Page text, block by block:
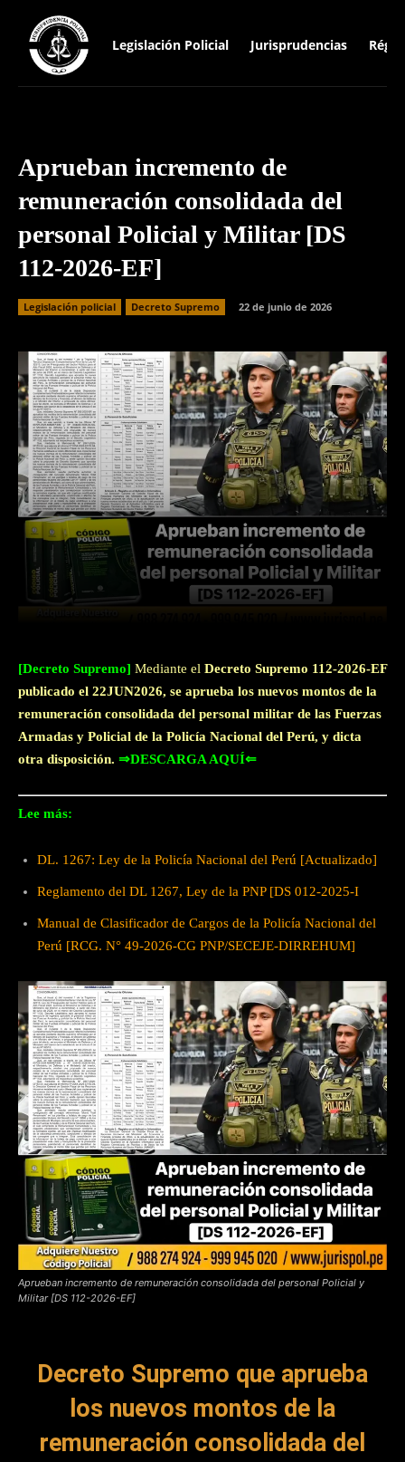
Legislación Policial Jurisprudencias
Aprueban incremento de
remuneración consolidada del
personal Policial y Militar [DS
112-2026-EF]
Legislación policial Decreto Supremo 22 de junio de 2026
Facebook Twitter WhatsApp
[Decreto Supremo] Mediante el Decreto Supremo 112-2026-EF
publicado el 22JUN2026, se aprueba los nuevos montos de la
remuneración consolidada del personal militar de las Fuerzas
Armadas y Policial de la Policía Nacional del Perú, y dicta
otra disposición. ⇒DESCARGA AQUÍ⇐
Lee más:
DL. 1267: Ley de la Policía Nacional del Perú [Actualizado]
Reglamento del DL 1267, Ley de la PNP [DS 012-2025-I
Manual de Clasificador de Cargos de la Policía Nacional del
Perú [RCG. N° 49-2026-CG PNP/SECEJE-DIRREHUM]
Aprueban incremento de remuneración consolidada del personal Policial y
Militar [DS 112-2026-EF]
Decreto Supremo que aprueba
los nuevos montos de la
remuneración consolidada del